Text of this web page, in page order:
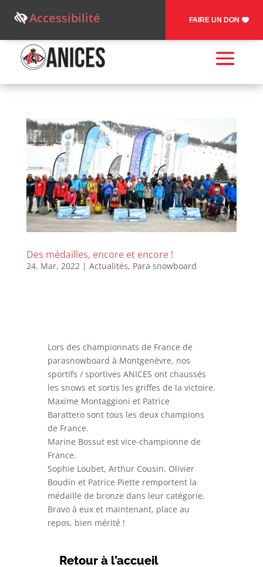
Accessibilité FAIRE UN DON
Des médailles, encore et encore !
24, Mar, 2022| Actualités, Para snowboard
Lors des championnats de France de
parasnowboard à Montgenèvre, nos
sportifs / sportives ANICES ont chaussés
les snows et sortis les griffes de la victoire.
Maxime Montaggioni et Patrice
Barattero sont tous les deux champions
de France.
Marine Bossut est vice-championne de
France.
Sophie Loubet, Arthur Cousin, Olivier
Boudin et Patrice Piette remportent la
médaille de bronze dans leur catégorie.
Bravo à eux et maintenant, place au
repos, bien mérité !
Retour à l’accueil